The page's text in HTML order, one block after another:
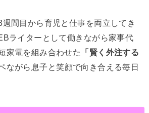
間目から育児と仕事を両立してき
ライターとして働きながら家事代
家電を組み合わせた
「賢く外注する
ながら息子と笑顔で向き合える毎日